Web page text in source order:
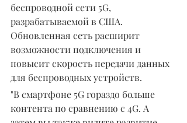
беспроводной сети 5G,
разрабатываемой в США.
Обновленная сеть расширит
возможности подключения и
повысит скорость передачи данных
для беспроводных устройств.
"В смартфоне 5G гораздо больше
контента по сравнению с 4G. А